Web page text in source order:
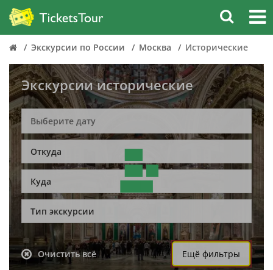
Экскурсии по России Москва Исторические
Экскурсии исторические
Откуда
Куда
Тип экскурсии
Очистить всё Ещё фильтры